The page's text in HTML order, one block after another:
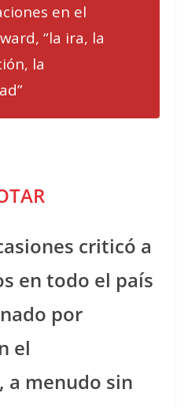
en el
“la ira, la
la
criticó a
en todo el país
por
el
menudo sin